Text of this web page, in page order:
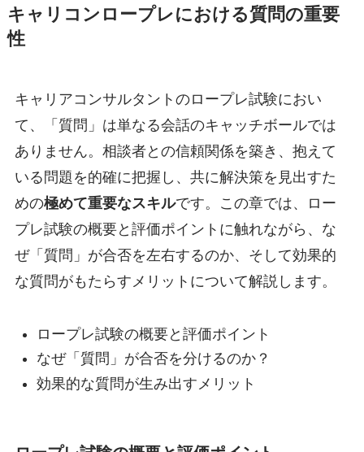
キャリコンロープレにおける質問の重要
性
キャリアコンサルタントのロープレ試験におい
て、「質問」は単なる会話のキャッチボールでは
ありません。相談者との信頼関係を築き、抱えて
いる問題を的確に把握し、共に解決策を見出すた
めの極めて重要なスキルです。この章では、ロー
プレ試験の概要と評価ポイントに触れながら、な
ぜ「質問」が合否を左右するのか、そして効果的
な質問がもたらすメリットについて解説します。
ロープレ試験の概要と評価ポイント
なぜ「質問」が合否を分けるのか？
効果的な質問が生み出すメリット